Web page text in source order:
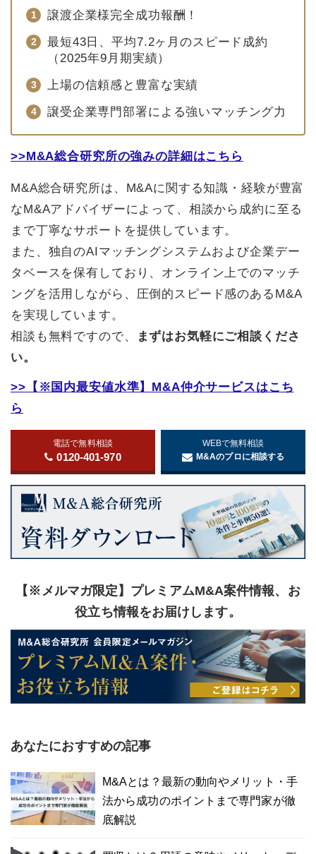
譲渡企業様完全成功報酬！
最短43日、平均7.2ヶ月のスピード成約
（2025年9月期実績）
上場の信頼感と豊富な実績
譲受企業専門部署による強いマッチング力
>>M&A総合研究所の強みの詳細はこちら
M&A総合研究所は、M&Aに関する知識・経験が豊富
なM&Aアドバイザーによって、相談から成約に至る
まで丁寧なサポートを提供しています。
また、独自のAIマッチングシステムおよび企業デー
タベースを保有しており、オンライン上でのマッチ
ングを活用しながら、圧倒的スピード感のあるM&A
を実現しています。
相談も無料ですので、
まずはお気軽にご相談くださ
い。
>>【※国内最安値水準】M&A仲介サービスはこち
ら
電話で無料相談
0120-401-970
WEBで無料相談
M&Aのプロに相談する
【※メルマガ限定】プレミアムM&A案件情報、お
役立ち情報をお届けします。
あなたにおすすめの記事
M&Aとは？最新の動向やメリット・手
法から成功のポイントまで専門家が徹
底解説